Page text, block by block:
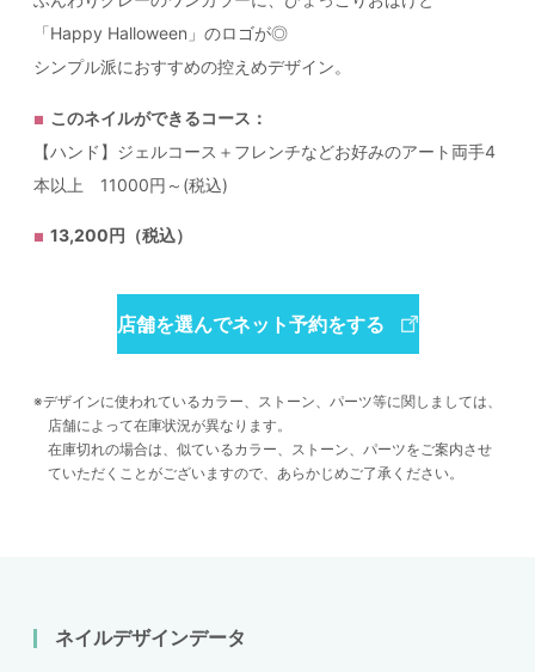
「Happy Halloween」のロゴが◎
シンプル派におすすめの控えめデザイン。
このネイルができるコース：
【ハンド】ジェルコース＋フレンチなどお好みのアート両手4
本以上 11000円～(税込)
13,200円（税込）
店舗を選んでネット予約をする
デザインに使われているカラー、ストーン、パーツ等に関しましては、
店舗によって在庫状況が異なります。
在庫切れの場合は、似ているカラー、ストーン、パーツをご案内させ
ていただくことがございますので、あらかじめご了承ください。
ネイルデザインデータ